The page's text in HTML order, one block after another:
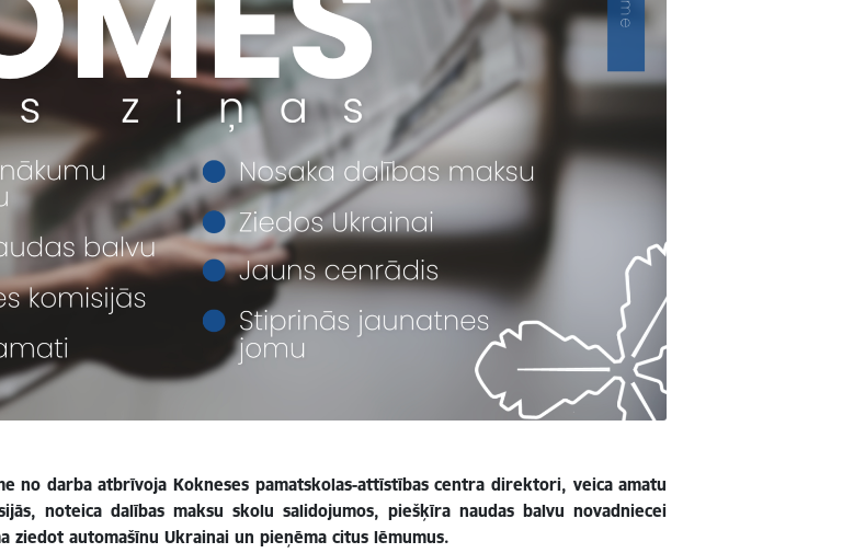
no darba atbrīvoja Kokneses pamatskolas-attīstības centra direktori, veica amatu
noteica dalības maksu skolu salidojumos, piešķīra naudas balvu novadniecei
ziedot automašīnu Ukrainai un pieņēma citus lēmumus.